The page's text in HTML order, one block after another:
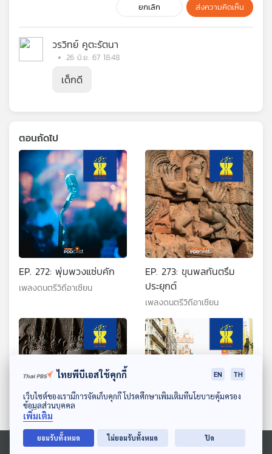
ดาวน์โหลด Thai PBS Podcast Application
ยกเลิก ส่งความคิดเห็น
วรวิทย์ คูตะรัตนา
26 มิ.ย. 67 18:48
เด็กดี
ตอนถัดไป
EP. 272: พุ่มพวงแซ่บคัก
เพลงดนตรีวิถีอาเซียน
EP. 273: ขุนพลกันตรึม
ประยุกต์
เพลงดนตรีวิถีอาเซียน
EP. 274: ราชินีกันตรึม
EP. 275: ผู้มาก่อนกาล บน
ไทยพีบีเอสใช้คุกกี้ EN TH
เว็บไซต์ของเรามีการจัดเก็บคุกกี้ โปรดศึกษาเพิ่มเติมที่นโยบายคุ้มครอง
ข้อมูลส่วนบุคคล
เพิ่มเติม
ยอมรับทั้งหมด ไม่ยอมรับทั้งหมด ปิด